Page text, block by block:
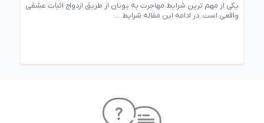
یکی از مهم ترین شرایط مهاجرت به یونان از طریق ازدواج اثبات عشقی
واقعی است. در ادامه این مقاله شرایط ...